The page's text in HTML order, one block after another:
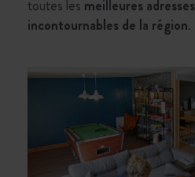
toutes les meilleures adresses
incontournables de la région.